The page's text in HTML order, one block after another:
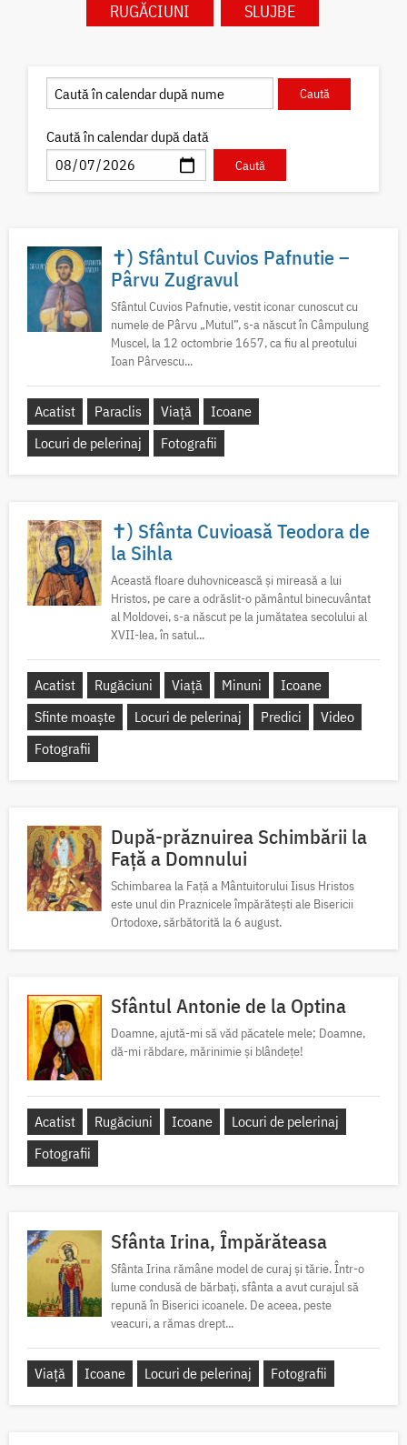
RUGĂCIUNI
SLUJBE
Caută în calendar după dată
✝) Sfântul Cuvios Pafnutie –
Pârvu Zugravul
Sfântul Cuvios Pafnutie, vestit iconar cunoscut cu
numele de Pârvu „Mutul”, s-a născut în Câmpulung
Muscel, la 12 octombrie 1657, ca fiu al preotului
Ioan Pârvescu...
Acatist Paraclis Viață
Icoane
Locuri de pelerinaj
Fotografii
✝) Sfânta Cuvioasă Teodora de
la Sihla
Această floare duhovnicească și mireasă a lui
Hristos, pe care a odrăslit-o pământul binecuvântat
al Moldovei, s-a născut pe la jumătatea secolului al
XVII-lea, în satul...
Acatist Rugăciuni Viață Minuni
Icoane
Sfinte moaște
Locuri de pelerinaj Predici
Video
Fotografii
După-prăznuirea Schimbării la
Față a Domnului
Schimbarea la Față a Mântuitorului Iisus Hristos
este unul din Praznicele împărătești ale Bisericii
Ortodoxe, sărbătorită la 6 august.
Sfântul Antonie de la Optina
Doamne, ajută-mi să văd păcatele mele; Doamne,
dă-mi răbdare, mărinimie şi blândeţe!
Acatist Rugăciuni Icoane
Locuri de pelerinaj
Fotografii
Sfânta Irina, Împărăteasa
Sfânta Irina rămâne model de curaj și tărie. Într-o
lume condusă de bărbați, sfânta a avut curajul să
repună în Biserici icoanele. De aceea, peste
veacuri, a rămas drept...
Viață Icoane Locuri de pelerinaj Fotografii